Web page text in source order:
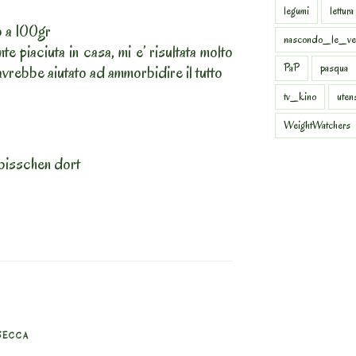
a 100gr
piaciuta in casa, mi e’ risultata molto
aiutato ad ammorbidire il tutto
dort
legumi
lettura
PaP
pasqua
tv_kino
WeightWatchers